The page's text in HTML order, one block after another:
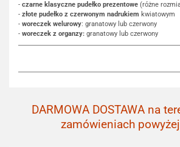
- czarne klasyczne pudełko prezentowe (różne
- złote pudełko z czerwonym nadrukiem kwiatowym
- woreczek welurowy: granatowy lub czerwony
- woreczek z organzy: granatowy lub czerwony
DARMOWA DOSTAWA na
zamówieniach